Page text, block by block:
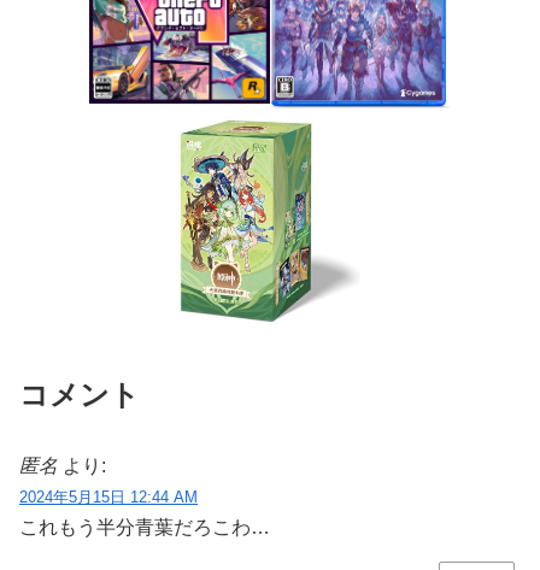
コメント
匿名 より:
2024年5月15日 12:44 AM
これもう半分青葉だろこわ…